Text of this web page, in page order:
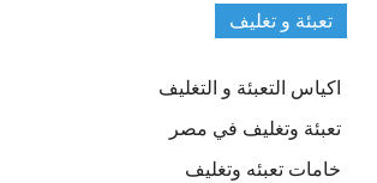
تعبئة و تغليف
اكياس التعبئة و التغليف
تعبئة وتغليف في مصر
خامات تعبئه وتغليف